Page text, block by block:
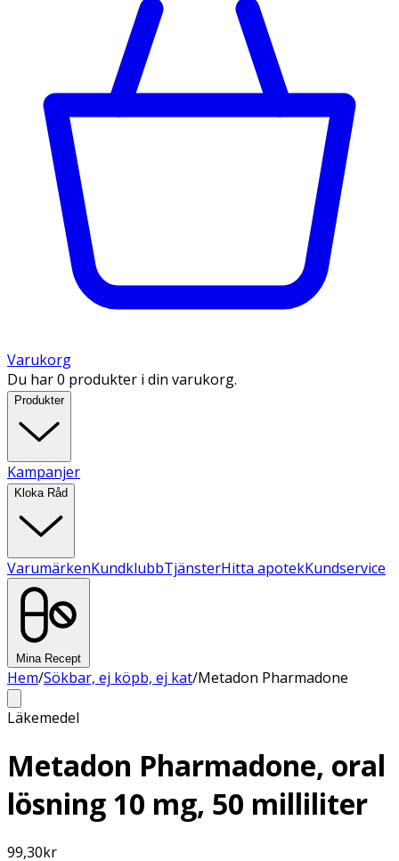
Varukorg
Du har 0 produkter i din varukorg.
Produkter
Kampanjer
Kloka Råd
VarumärkenKundklubbTjänsterHitta apotekKundservice
Mina Recept
Hem/Sökbar, ej köpb, ej kat/Metadon Pharmadone
Läkemedel
Metadon Pharmadone, oral
lösning 10 mg, 50 milliliter
99,30kr